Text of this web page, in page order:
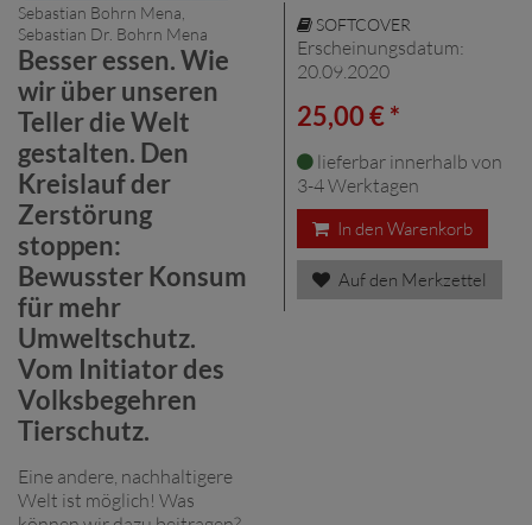
Sebastian Bohrn Mena,
Sebastian Dr. Bohrn Mena
Besser essen. Wie
wir über unseren
Teller die Welt
gestalten. Den
Kreislauf der
Zerstörung
stoppen:
Bewusster Konsum
für mehr
Umweltschutz.
Vom Initiator des
Volksbegehren
Tierschutz.
Eine andere, nachhaltigere
Welt ist möglich! Was
SOFTCOVER
Erscheinungsdatum:
20.09.2020
25,00 € *
lieferbar innerhalb von
3-4 Werktagen
In den Warenkorb
Auf den Merkzettel